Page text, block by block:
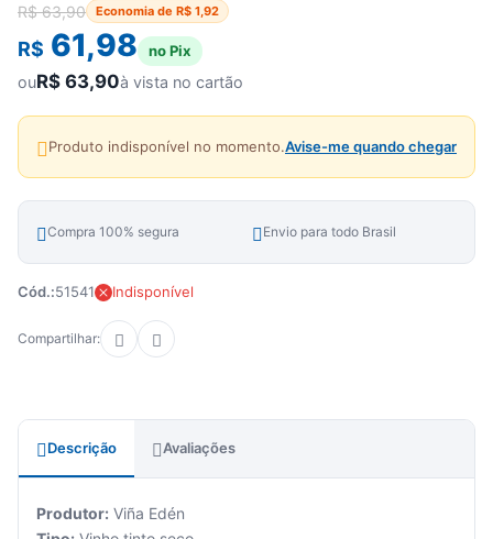
R$63,90 Economia de R$ 1,92
R$ 61,98 no Pix
ouR$ 63,90à vista no cartão
Produto indisponível no momento.Avise-me quando chegar
Compra 100% segura Envio para todo Brasil
Cód.:51541 Indisponível
Compartilhar:
Descrição Avaliações
Produtor: Viña Edén